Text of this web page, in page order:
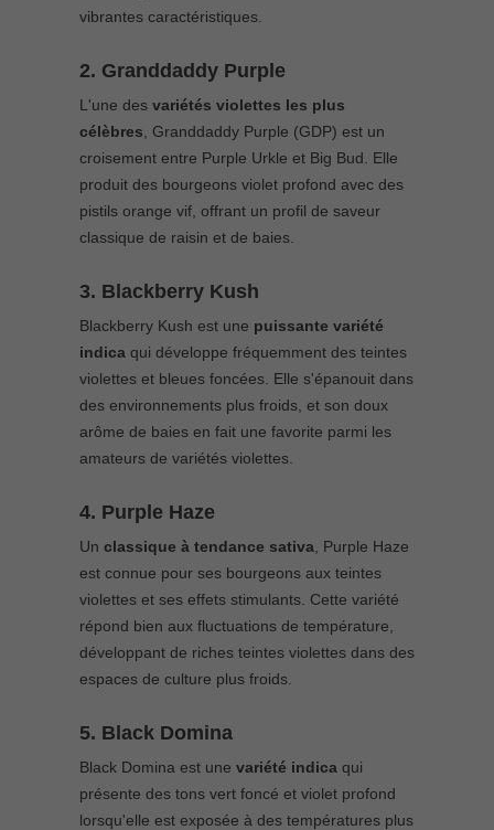
vibrantes caractéristiques.
2. Granddaddy Purple
L'une des variétés violettes les plus
célèbres , Granddaddy Purple (GDP) est un
croisement entre Purple Urkle et Big Bud. Elle
produit des bourgeons violet profond avec des
pistils orange vif, offrant un profil de saveur
classique de raisin et de baies.
3. Blackberry Kush
Blackberry Kush est une puissante variété
indica qui développe fréquemment des teintes
violettes et bleues foncées. Elle s'épanouit dans
des environnements plus froids, et son doux
arôme de baies en fait une favorite parmi les
amateurs de variétés violettes.
4. Purple Haze
Un classique à tendance sativa , Purple Haze
est connue pour ses bourgeons aux teintes
violettes et ses effets stimulants. Cette variété
répond bien aux fluctuations de température,
développant de riches teintes violettes dans des
espaces de culture plus froids.
5. Black Domina
Black Domina est une variété indica qui
présente des tons vert foncé et violet profond
lorsqu'elle est exposée à des températures plus